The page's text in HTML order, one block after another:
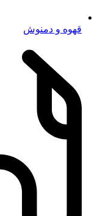
قهوه و دمنوش